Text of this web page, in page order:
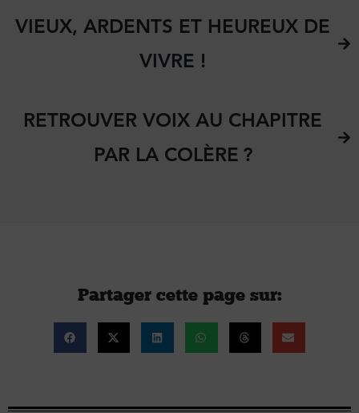
VIEUX, ARDENTS ET HEUREUX DE
VIVRE !
RETROUVER VOIX AU CHAPITRE
PAR LA COLÈRE ?
Partager cette page sur :